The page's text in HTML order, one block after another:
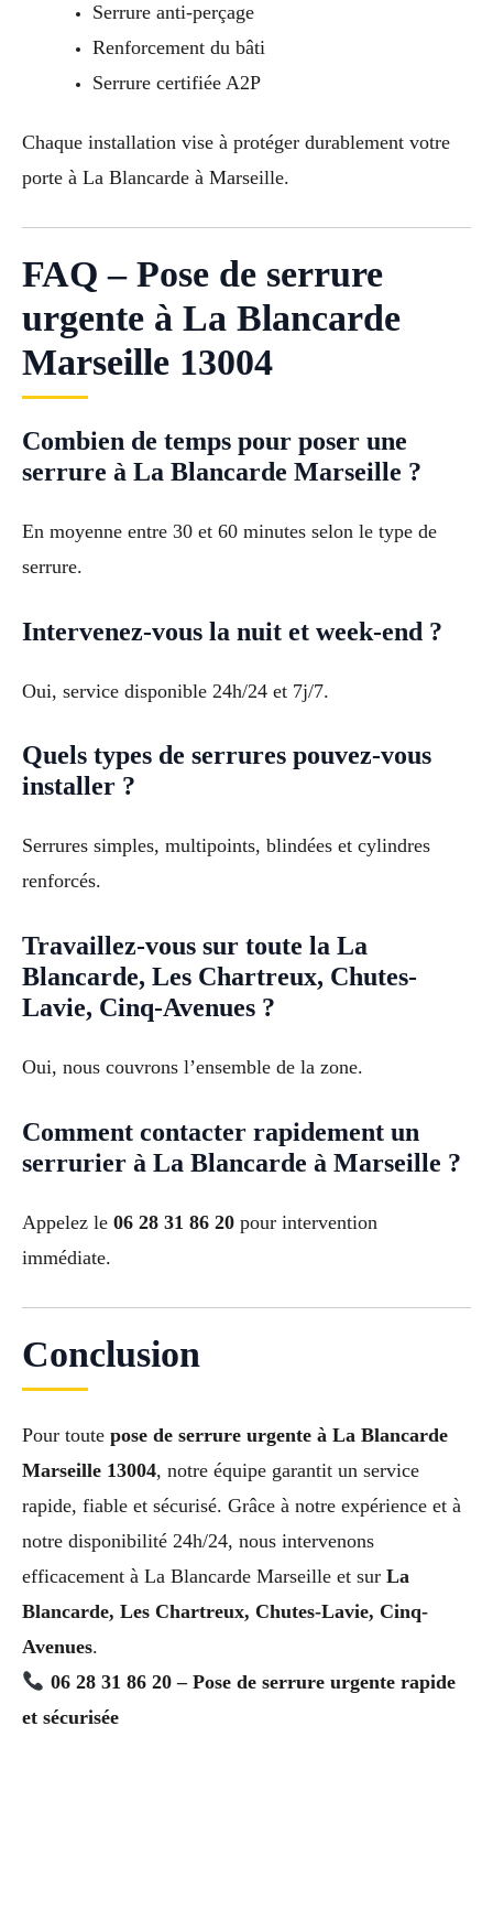
Serrure anti-perçage
Renforcement du bâti
Serrure certifiée A2P
Chaque installation vise à protéger durablement votre
porte à La Blancarde à Marseille.
FAQ – Pose de serrure
urgente à La Blancarde
Marseille 13004
Combien de temps pour poser une
serrure à La Blancarde Marseille ?
En moyenne entre 30 et 60 minutes selon le type de
serrure.
Intervenez-vous la nuit et week-end ?
Oui, service disponible 24h/24 et 7j/7.
Quels types de serrures pouvez-vous
installer ?
Serrures simples, multipoints, blindées et cylindres
renforcés.
Travaillez-vous sur toute la La
Blancarde, Les Chartreux, Chutes-
Lavie, Cinq-Avenues ?
Oui, nous couvrons l’ensemble de la zone.
Comment contacter rapidement un
serrurier à La Blancarde à Marseille ?
Appelez le 06 28 31 86 20 pour intervention
immédiate.
Conclusion
Pour toute pose de serrure urgente à La Blancarde
Marseille 13004, notre équipe garantit un service
rapide, fiable et sécurisé. Grâce à notre expérience et à
notre disponibilité 24h/24, nous intervenons
efficacement à La Blancarde Marseille et sur La
Blancarde, Les Chartreux, Chutes-Lavie, Cinq-
Avenues.
06 28 31 86 20 – Pose de serrure urgente rapide
et sécurisée